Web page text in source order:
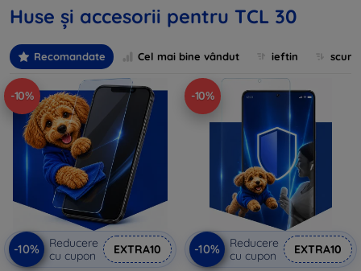
Huse și accesorii pentru TCL 30
Recomandate Cel mai bine vândut ieftin
-10%
-10%
Reducere
cu cupon
EXTRA10
-10%
-10%
Reducere
cu cupon
EXTRA10